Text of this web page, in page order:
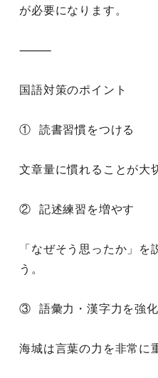
が必要になります。
⸻
国語対策のポイント
① 読書習慣をつける
文章量に慣れることが大
② 記述練習を増やす
「なぜそう思ったか」を
う。
③ 語彙力・漢字力を強
海城は言葉の力を非常に